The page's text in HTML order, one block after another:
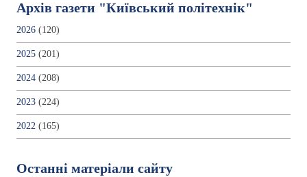
Архів газети "Київський політехнік"
2026 (120)
2025 (201)
2024 (208)
2023 (224)
2022 (165)
Останні матеріали сайту